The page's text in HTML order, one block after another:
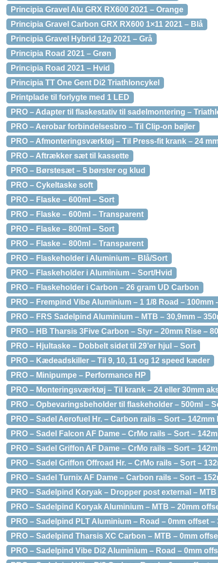
Principia Gravel Alu GRX RX600 2021 – Orange
Principia Gravel Carbon GRX RX600 1×11 2021 – Blå
Principia Gravel Hybrid 12g 2021 – Grå
Principia Road 2021 – Grøn
Principia Road 2021 – Hvid
Principia TT One Gent Di2 Triathloncykel
Printplade til forlygte med 1 LED
PRO – Adapter til flaskestativ til sadelmontering –
PRO – Aerobar forbindelsesbro – Til Clip-on bøjler
PRO – Afmonteringsværktøj – Til Press-fit krank – 24
PRO – Aftrækker sæt til kassette
PRO – Børstesæt – 5 børster og klud
PRO – Cykeltaske soft
PRO – Flaske – 600ml – Sort
PRO – Flaske – 600ml – Transparent
PRO – Flaske – 800ml – Sort
PRO – Flaske – 800ml – Transparent
PRO – Flaskeholder i Aluminium – Blå/Sort
PRO – Flaskeholder i Aluminium – Sort/Hvid
PRO – Flaskeholder i Carbon – 26 gram UD Carbon
PRO – Frempind Vibe Aluminium – 1 1/8 Road – 100mm
PRO – FRS Sadelpind Aluminium – MTB – 30,9mm –
PRO – HB Tharsis 3Five Carbon – Styr – 20mm Rise –
PRO – Hjultaske – Dobbelt sidet til 29’er hjul – Sort
PRO – Kædeadskiller – Til 9, 10, 11 og 12 speed kæder
PRO – Minipumpe – Performance HP
PRO – Monteringsværktøj – Til krank – 24 eller 30mm
PRO – Opbevaringsbeholder til flaskeholder – 500ml –
PRO – Sadel Aerofuel Hr. – Carbon rails – Sort – 142mm
PRO – Sadel Falcon AF Dame – CrMo rails – Sort –
PRO – Sadel Griffon AF Dame – CrMo rails – Sort –
PRO – Sadel Griffon Offroad Hr. – CrMo rails – Sort –
PRO – Sadel Turnix AF Dame – Carbon rails – Sort –
PRO – Sadelpind Koryak – Dropper post external –
PRO – Sadelpind Koryak Aluminium – MTB – 20mm
PRO – Sadelpind PLT Aluminium – Road – 0mm offset –
PRO – Sadelpind Tharsis XC Carbon – MTB – 0mm
PRO – Sadelpind Vibe Di2 Aluminium – Road – 0mm